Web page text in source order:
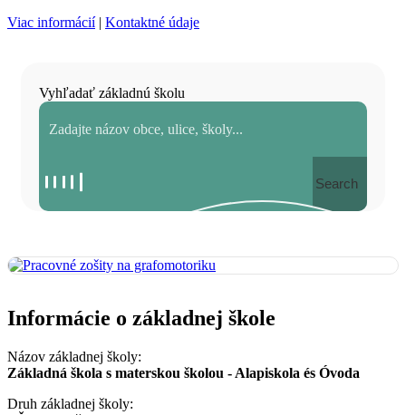
Viac informácií| Kontaktné údaje
Vyhľadať základnú školu
Search
Informácie o základnej škole
Názov základnej školy:
Základná škola s materskou školou - Alapiskola és Óvoda
Druh základnej školy: